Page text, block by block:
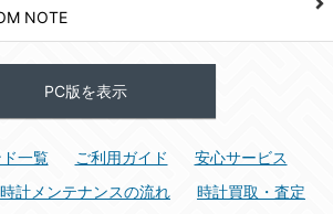
NOTE
PC版を表示
一覧 ご利用ガイド
安心サービス
時計メンテナンスの流れ
時計買取・査定